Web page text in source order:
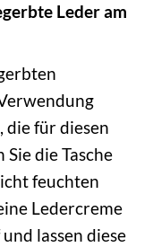
Leder am
die für diesen
die Tasche
feuchten
Ledercreme
lassen diese